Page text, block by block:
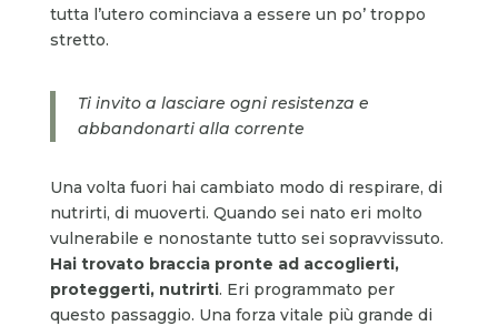
tutta l’utero cominciava a essere un po’ troppo
stretto.
Ti invito a lasciare ogni resistenza e
abbandonarti alla corrente
Una volta fuori hai cambiato modo di respirare, di
nutrirti, di muoverti. Quando sei nato eri molto
vulnerabile e nonostante tutto sei sopravvissuto.
Hai trovato braccia pronte ad accoglierti,
proteggerti, nutrirti. Eri programmato per
questo passaggio. Una forza vitale più grande di